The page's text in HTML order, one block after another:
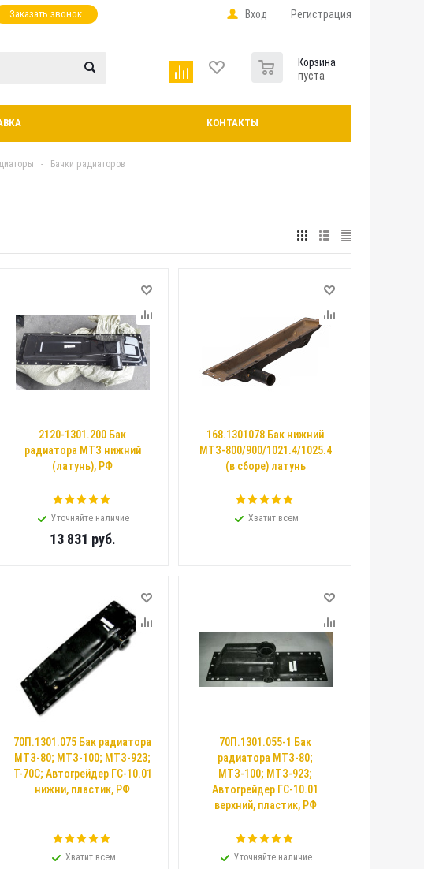
Заказать звонок Вход Регистрация
Корзина
пуста
КОНТАКТЫ
- Бачки радиаторов
2120-1301.200 Бак
радиатора МТЗ нижний
(латунь), РФ
Уточняйте наличие
13 831 руб.
168.1301078 Бак нижний
МТЗ-800/900/1021.4/1025.4
(в сборе) латунь
Хватит всем
70П.1301.075 Бак радиатора
МТЗ-80; МТЗ-100; МТЗ-923;
Т-70С; Автогрейдер ГС-10.01
нижни, пластик, РФ
Хватит всем
70П.1301.055-1 Бак
радиатора МТЗ-80;
МТЗ-100; МТЗ-923;
Автогрейдер ГС-10.01
верхний, пластик, РФ
Уточняйте наличие